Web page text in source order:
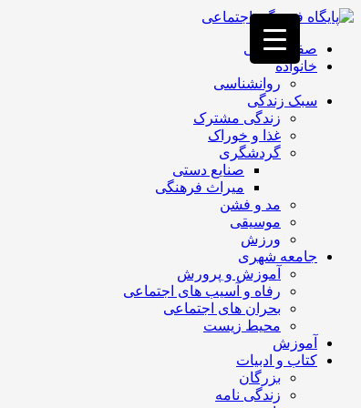
فصد
غرب
تهران
خشکشویی
تصفیه
تهران
صفحه اصلی
خانواده
روانشناسی
سبک زندگی
زندگی مشترک
غذا و خوراک
گردشگری
صنایع دستی
میراث فرهنگی
مد و فشن
موسیقی
ورزش
جامعه شهری
آموزش و پرورش
رفاه و آسیب های اجتماعی
بحران های اجتماعی
محیط زیست
آموزش
کتاب و ادبیات
بزرگان
زندگی نامه